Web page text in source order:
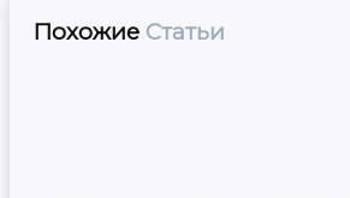
Похожие Статьи